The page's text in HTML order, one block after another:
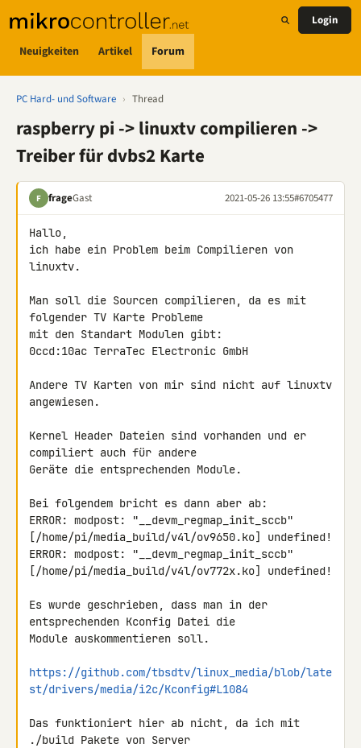
Neuigkeiten Artikel Forum
Login
PC Hard- und Software › Thread
raspberry pi -> linuxtv compilieren ->
Treiber für dvbs2 Karte
F frageGast 2021-05-26 13:55#6705477
Hallo,
ich habe ein Problem beim Compilieren von
linuxtv.
Man soll die Sourcen compilieren, da es mit
folgender TV Karte Probleme
mit den Standart Modulen gibt:
0ccd:10ac TerraTec Electronic GmbH
Andere TV Karten von mir sind nicht auf linuxtv
angewiesen.
Kernel Header Dateien sind vorhanden und er
compiliert auch für andere
Geräte die entsprechenden Module.
Bei folgendem bricht es dann aber ab:
ERROR: modpost: "__devm_regmap_init_sccb"
[/home/pi/media_build/v4l/ov9650.ko] undefined!
ERROR: modpost: "__devm_regmap_init_sccb"
[/home/pi/media_build/v4l/ov772x.ko] undefined!
Es wurde geschrieben, dass man in der
entsprechenden Kconfig Datei die
Module auskommentieren soll.
https://github.com/tbsdtv/linux_media/blob/late
st/drivers/media/i2c/Kconfig#L1084
Das funktioniert hier ab nicht, da ich mit
./build Pakete von Server